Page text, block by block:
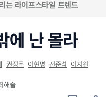
는 라이프스타일 트렌드
에 난 몰라
권정주 이현명 전준석
이지원
해솔